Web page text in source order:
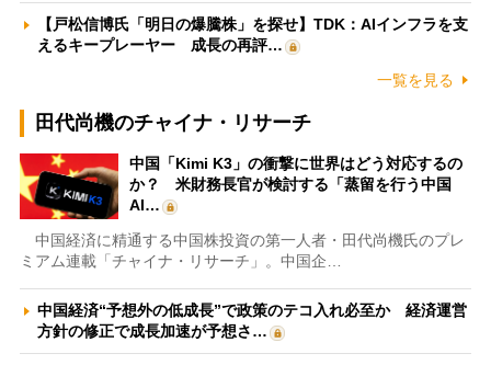
【戸松信博氏「明日の爆騰株」を探せ】TDK：AIインフラを支
えるキープレーヤー 成長の再評…
一覧を見る
田代尚機のチャイナ・リサーチ
中国「Kimi K3」の衝撃に世界はどう対応するの
か？ 米財務長官が検討する「蒸留を行う中国
AI…
中国経済に精通する中国株投資の第一人者・田代尚機氏のプレ
ミアム連載「チャイナ・リサーチ」。中国企…
中国経済“予想外の低成長”で政策のテコ入れ必至か 経済運営
方針の修正で成長加速が予想さ…